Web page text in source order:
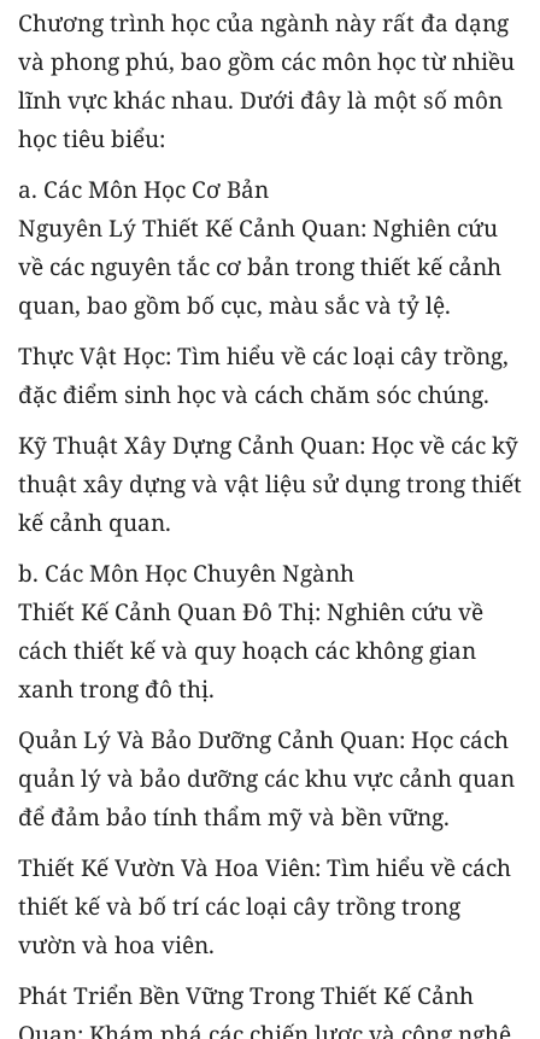
Chương trình học của ngành này rất đa dạng
và phong phú, bao gồm các môn học từ nhiều
lĩnh vực khác nhau. Dưới đây là một số môn
học tiêu biểu:
a. Các Môn Học Cơ Bản
Nguyên Lý Thiết Kế Cảnh Quan: Nghiên cứu
về các nguyên tắc cơ bản trong thiết kế cảnh
quan, bao gồm bố cục, màu sắc và tỷ lệ.
Thực Vật Học: Tìm hiểu về các loại cây trồng,
đặc điểm sinh học và cách chăm sóc chúng.
Kỹ Thuật Xây Dựng Cảnh Quan: Học về các kỹ
thuật xây dựng và vật liệu sử dụng trong thiết
kế cảnh quan.
b. Các Môn Học Chuyên Ngành
Thiết Kế Cảnh Quan Đô Thị: Nghiên cứu về
cách thiết kế và quy hoạch các không gian
xanh trong đô thị.
Quản Lý Và Bảo Dưỡng Cảnh Quan: Học cách
quản lý và bảo dưỡng các khu vực cảnh quan
để đảm bảo tính thẩm mỹ và bền vững.
Thiết Kế Vườn Và Hoa Viên: Tìm hiểu về cách
thiết kế và bố trí các loại cây trồng trong
vườn và hoa viên.
Phát Triển Bền Vững Trong Thiết Kế Cảnh